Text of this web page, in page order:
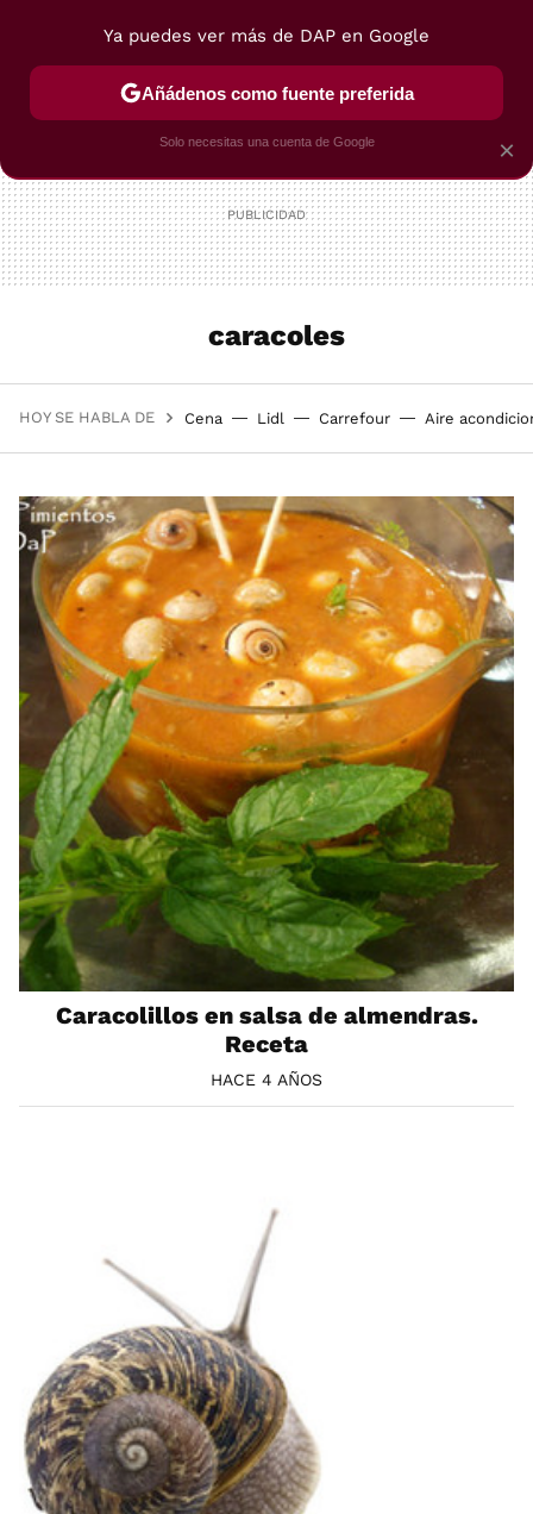
POSTRES VIAJES SELECCIÓN VEGUI
caracoles
HOY SE HABLA DE Cena Lidl Carrefour Aire
Caracolillos en salsa de almendras.
Receta
HACE 4 AÑOS
×
Ya puedes ver más de DAP en Google
Añádenos como fuente preferida
Solo necesitas una cuenta de Google